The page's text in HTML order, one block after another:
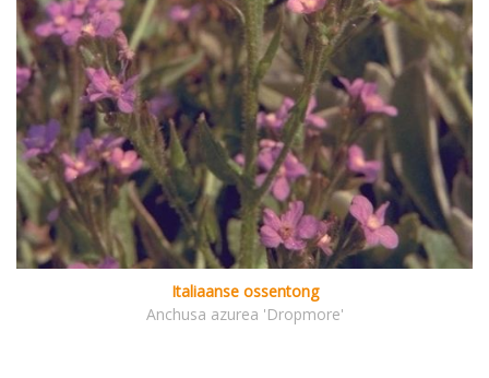
Italiaanse ossentong
Anchusa azurea 'Dropmore'